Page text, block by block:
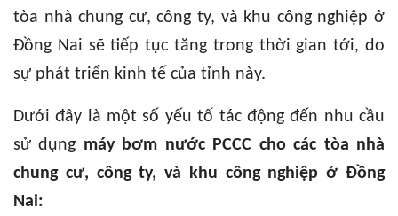
tòa nhà chung cư, công ty, và khu công nghiệp ở
Đồng Nai sẽ tiếp tục tăng trong thời gian tới, do
sự phát triển kinh tế của tỉnh này.
Dưới đây là một số yếu tố tác động đến nhu cầu
sử dụng máy bơm nước PCCC cho các tòa nhà
chung cư, công ty, và khu công nghiệp ở Đồng
Nai: